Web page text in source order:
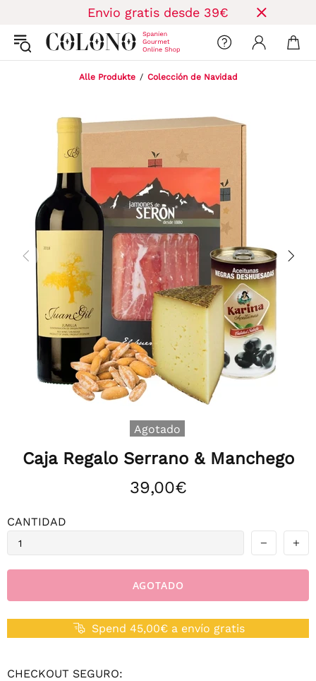
Envio gratis desde 39€
Alle Produkte Colección de Navidad
Agotado
Caja Regalo Serrano & Manchego
39,00€
CANTIDAD
AGOTADO
Spend 45,00€ a envío gratis
CHECKOUT SEGURO: